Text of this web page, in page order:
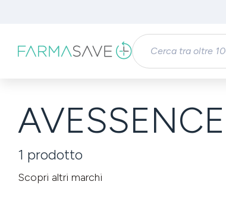
Passa alla navigazione principale
1 prodotto
Scopri altri marchi